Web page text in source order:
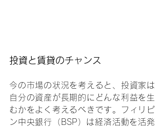
投資と賃貸のチャンス
今の市場の状況を考えると、投資家は
自分の資産が長期的にどんな利益を生
むかをよく考えるべきです。フィリピ
ン中央銀行（BSP）は経済活動を活発